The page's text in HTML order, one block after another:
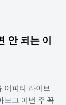
안 되는 이
어피티 라이브
보고 이번 주 꼭